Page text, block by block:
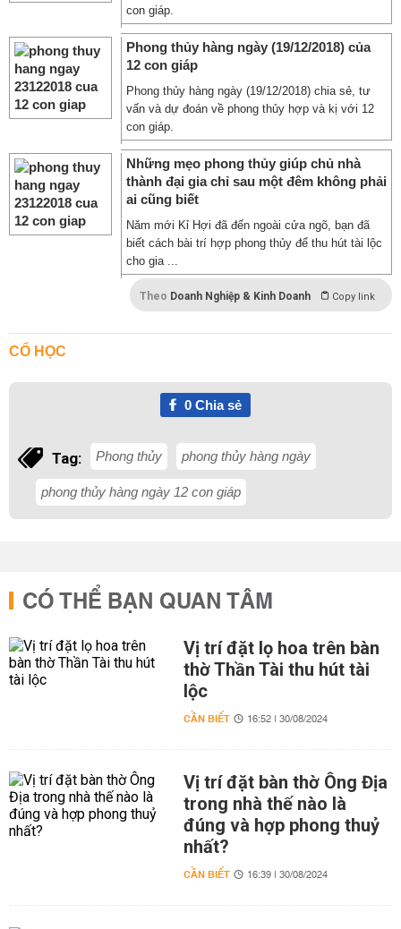
con giáp.
Phong thủy hàng ngày (19/12/2018) của
12 con giáp
Phong thủy hàng ngày (19/12/2018) chia sẻ, tư
vấn và dự đoán về phong thủy hợp và kị với 12
con giáp.
Những mẹo phong thủy giúp chủ nhà
thành đại gia chỉ sau một đêm không phải
ai cũng biết
Năm mới Kỉ Hợi đã đến ngoài cửa ngõ, bạn đã
biết cách bài trí hợp phong thủy để thu hút tài lộc
cho gia ...
Theo Doanh Nghiệp & Kinh Doanh Copy link
CỔ HỌC
0Chia sẻ
Tag: Phong thủy phong thủy hàng ngày
phong thủy hàng ngày 12 con giáp
CÓ THỂ BẠN QUAN TÂM
Vị trí đặt lọ hoa trên bàn
thờ Thần Tài thu hút tài
lộc
CẦN BIẾT 16:52 | 30/08/2024
Vị trí đặt bàn thờ Ông Địa
trong nhà thế nào là
đúng và hợp phong thuỷ
nhất?
CẦN BIẾT 16:39 | 30/08/2024